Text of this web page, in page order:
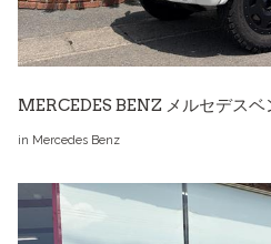
MERCEDES BENZ メルセデス
in Mercedes Benz